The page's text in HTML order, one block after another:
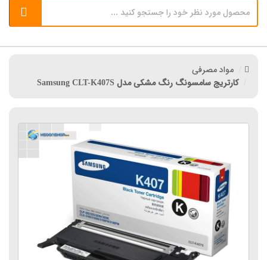
مواد مصرفی
کارتریج سامسونگ رنگ مشکی مدل Samsung CLT-K407S